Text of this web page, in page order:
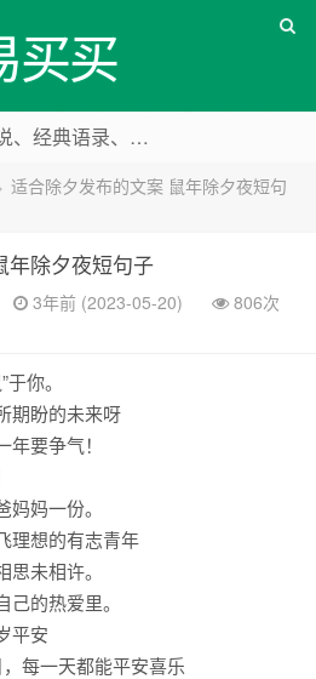
买买
本站后续将专注心情说说、经典语录、心情随笔等
适合除夕发布的文案 鼠年除夕夜短句
年除夕夜短句子
3年前 (2023-05-20)
806次
你。
期盼的未来呀
要争气！
妈一份。
理想的有志青年
未相许。
的热爱里。
平安
每一天都能平安喜乐